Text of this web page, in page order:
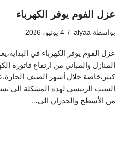
عزل الفوم يوفر الكهرباء
بواسطة alyaa 4 يونيو، 2026
عزل الفوم يوفر الكهرباء في
المنازل والمباني من ارتفاع فاتورة
كبير،خاصة خلال أشهر الصيف
السبب الرئيسي لهذه المشكلة الي
من الأسطح والجدران الي…